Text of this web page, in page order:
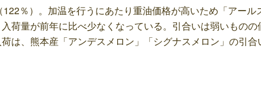
％）。加温を行うにあたり重油価格が高いため「アール
荷量が前年に比べ少なくなっている。引合いは弱いものの
は、熊本産「アンデスメロン」「シグナスメロン」の引合